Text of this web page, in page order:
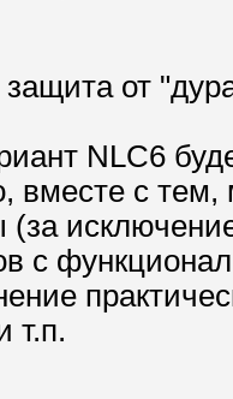
от
NLC6
вместе с
(за
с
т.п.